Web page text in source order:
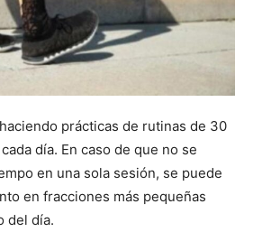
prácticas de rutinas de 30
día. En caso de que no se
en una sola sesión, se puede
en fracciones más pequeñas
del día.